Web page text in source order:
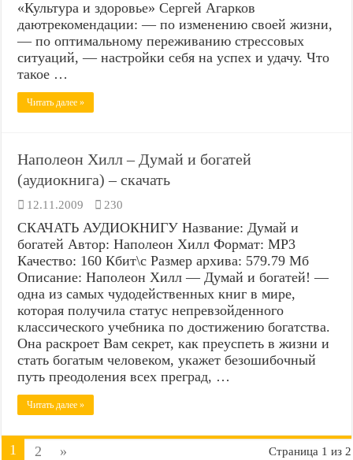
«Культура и здоровье» Сергей Агарков
даютрекомендации: — по изменению своей жизни,
— по оптимальному переживанию стрессовых
ситуаций, — настройки себя на успех и удачу. Что
такое …
Читать далее »
Наполеон Хилл – Думай и богатей
(аудиокнига) – скачать
12.11.2009 230
СКАЧАТЬ АУДИОКНИГУ Название: Думай и
богатей Автор: Наполеон Хилл Формат: MP3
Качество: 160 Кбит\с Размер архива: 579.79 Мб
Описание: Наполеон Хилл — Думай и богатей! —
одна из самых чудодейственных книг в мире,
которая получила статус непревзойденного
классического учебника по достижению богатства.
Она раскроет Вам секрет, как преуспеть в жизни и
стать богатым человеком, укажет безошибочный
путь преодоления всех преград, …
Читать далее »
Страница 1 из 2
1 2 »